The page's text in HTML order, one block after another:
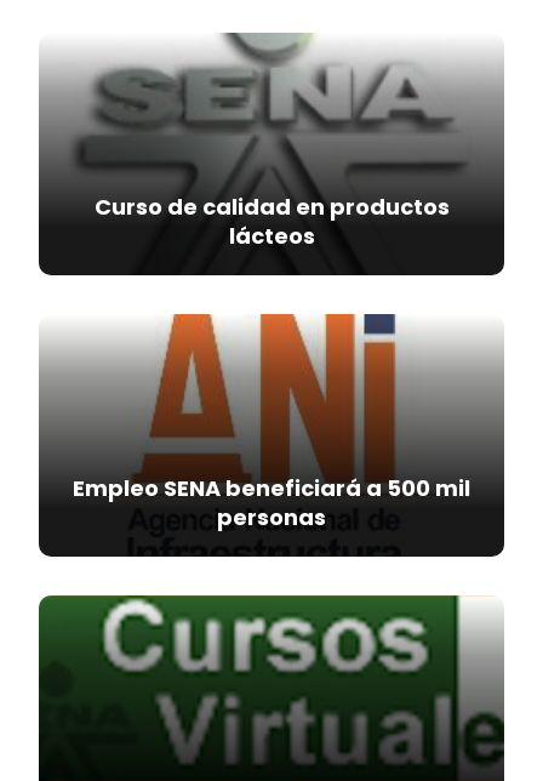
Curso de calidad en productos
lácteos
Empleo SENA beneficiará a 500 mil
personas